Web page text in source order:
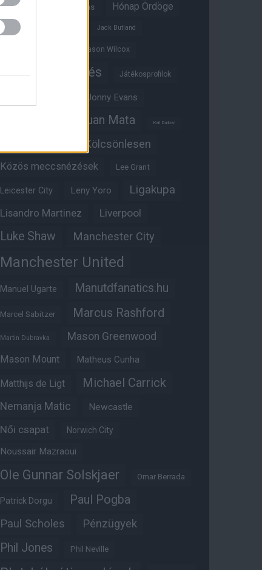
Hónap legjobbja szavazás Hónap Ördöge
Hull City Jack Butland
Jason Wilcox
Játékosértékelés Játékosprofilok
Jonny Evans
Juan Mata Karl Darlow
Kölcsönlesen
Közös meccsnézések Lee Grant
Leicester City Leny Yoro Ligakupa
Lisandro Martinez Liverpool
Luke Shaw Manchester City
Manchester United
Manuel Ugarte Manutdfanatics.hu
Marcel Sabitzer Marcus Rashford
Martin Dubravka Mason Greenwood
Mason Mount Matheus Cunha
Matthijs de Ligt Michael Carrick
Nemanja Matic Newcastle
Női csapat Norwich City
Noussair Mazraoui
Ole Gunnar Solskjaer Omar Berrada
Patrick Dorgu Paul Pogba
Paul Scholes Pénzügyek
Phil Jones Phil Neville